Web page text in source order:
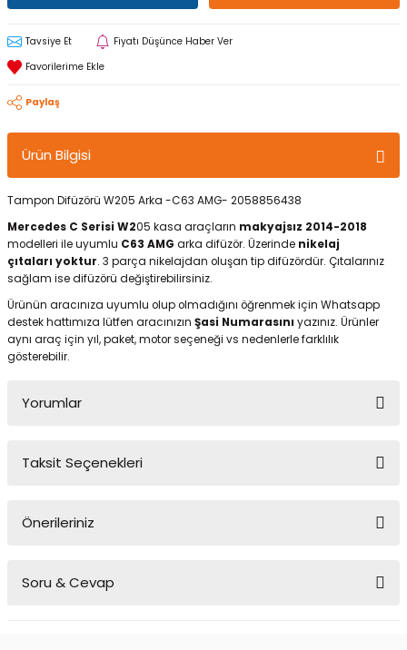
Tavsiye Et Fiyatı Düşünce Haber Ver
Paylaş
Ürün Bilgisi
Tampon Difüzörü W205 Arka -C63 AMG- 2058856438
Mercedes C Serisi W205 kasa araçların makyajsız 2014-2018
modelleri ile uyumlu C63 AMG arka difüzör. Üzerinde nikelaj
çıtaları yoktur. 3 parça nikelajdan oluşan tip difüzördür. Çıtalarınız
sağlam ise difüzörü değiştirebilirsiniz.
Ürünün aracınıza uyumlu olup olmadığını öğrenmek için Whatsapp
destek hattımıza lütfen aracınızın Şasi Numarasını yazınız. Ürünler
aynı araç için yıl, paket, motor seçeneği vs nedenlerle farklılık
gösterebilir.
Yorumlar
Taksit Seçenekleri
Önerileriniz
konularda yetersiz gördüğünüz noktaları öneri formunu kullanarak
Soru & Cevap